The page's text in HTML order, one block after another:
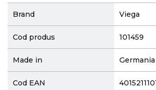
Brand Viega
Cod produs 101459
Made in Germania
Cod EAN